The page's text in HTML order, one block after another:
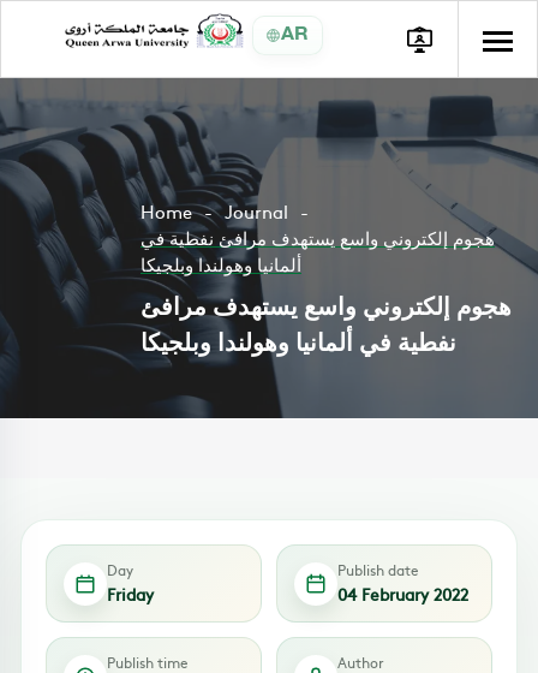
AR
Home
Journal
هجوم إلكتروني واسع يستهدف مرافئ نفطية في
ألمانيا وهولندا وبلجيكا
هجوم إلكتروني واسع يستهدف مرافئ
نفطية في ألمانيا وهولندا وبلجيكا
Day
Friday
Publish date
04 February 2022
Publish time Author